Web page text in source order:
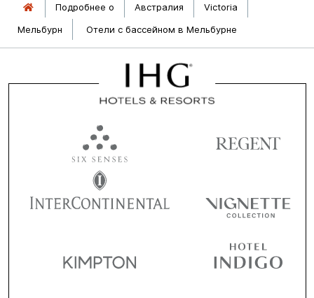
Подробнее о Австралия
Victoria
Мельбурн
Отели с бассейном в Мельбурне